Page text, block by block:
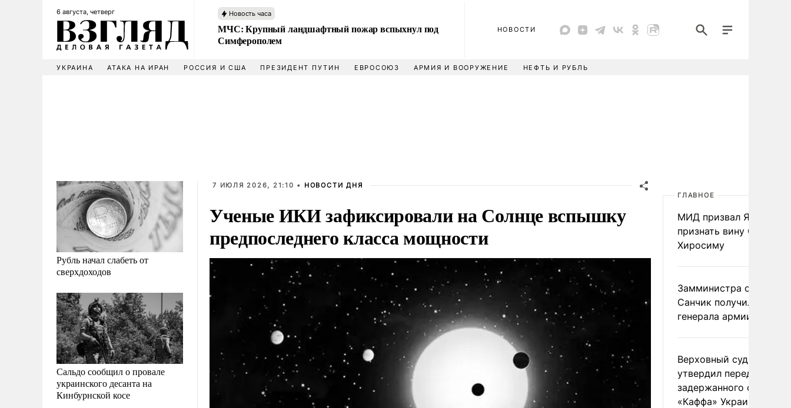
6 августа, четверг Новость часа
МЧС: Крупный ландшафтный пожар вспыхнул под
Симферополем
НОВОСТИ
УКРАИНА АТАКА НА ИРАН РОССИЯ И США ПРЕЗИДЕНТ ПУТИН ЕВРОСОЮЗ АРМИЯ И ВООРУЖЕНИЕ НЕФТЬ И РУБЛЬ
Рубль начал слабеть от
сверхдоходов
Сальдо сообщил о провале
украинского десанта на
Кинбурнской косе
7 ИЮЛЯ 2026, 21:10 • НОВОСТИ ДНЯ
Ученые ИКИ зафиксировали на Солнце вспышку
предпоследнего класса мощности
ГЛАВНОЕ
МИД призвал Японию
признать вину США за
Хиросиму
Замминистра обороны
Санчик получил звание
генерала армии
Верховный суд Швеции
утвердил передачу
задержанного
«Каффа» Украине